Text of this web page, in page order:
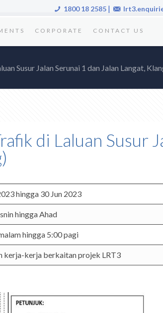
1800 18 2585 |
CORPORATE CONTACT US
Susur Jalan Serunai 1 dan Jalan Langat,
di Laluan Susur
hingga 30 Jun 2023
hingga Ahad
hingga 5:00 pagi
kerja-kerja berkaitan projek LRT3